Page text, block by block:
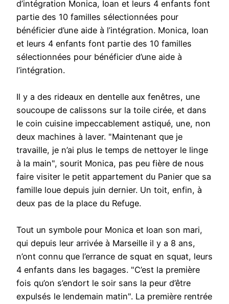
d’intégration Monica, Ioan et leurs 4 enfants font
partie des 10 familles sélectionnées pour
bénéficier d’une aide à l’intégration. Monica, Ioan
et leurs 4 enfants font partie des 10 familles
sélectionnées pour bénéficier d’une aide à
l’intégration.
Il y a des rideaux en dentelle aux fenêtres, une
soucoupe de calissons sur la toile cirée, et dans
le coin cuisine impeccablement astiqué, une, non
deux machines à laver. "Maintenant que je
travaille, je n’ai plus le temps de nettoyer le linge
à la main", sourit Monica, pas peu fière de nous
faire visiter le petit appartement du Panier que sa
famille loue depuis juin dernier. Un toit, enfin, à
deux pas de la place du Refuge.
Tout un symbole pour Monica et Ioan son mari,
qui depuis leur arrivée à Marseille il y a 8 ans,
n’ont connu que l’errance de squat en squat, leurs
4 enfants dans les bagages. "C’est la première
fois qu’on s’endort le soir sans la peur d’être
expulsés le lendemain matin". La première rentrée